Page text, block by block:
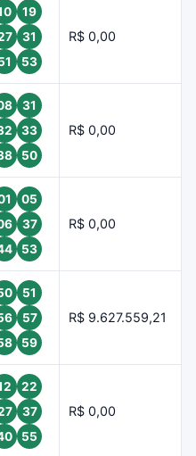
19
31
53
R$ 0,00
31
33
50
R$ 0,00
05
37
53
R$ 0,00
51
57
59
R$ 9.627.559,21
22
37
55
R$ 0,00